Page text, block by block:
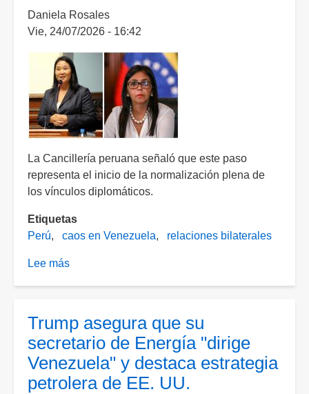
Daniela Rosales
Vie, 24/07/2026 - 16:42
La Cancillería peruana señaló que este paso
representa el inicio de la normalización plena de
los vínculos diplomáticos.
Etiquetas
Perú
caos en Venezuela relaciones bilaterales
Lee más
inician
proceso
para
restablecer
Trump asegura que su
secretario de Energía "dirige
Venezuela" y destaca estrategia
petrolera de EE. UU.